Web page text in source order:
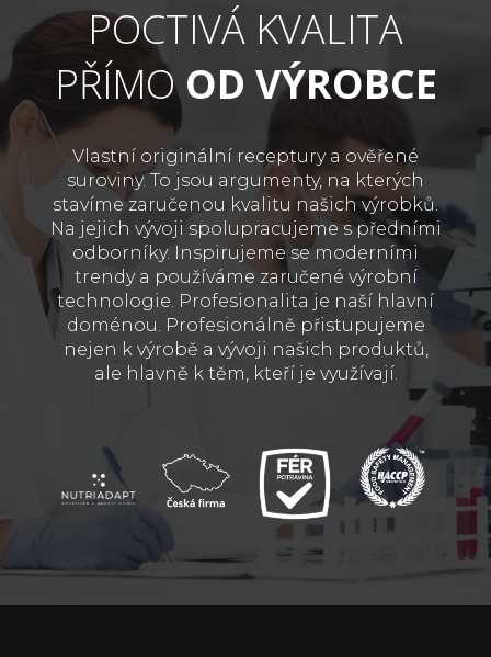
POCTIVÁ KVALITA
PŘÍMOOD VÝROBCE
Vlastní originální receptury a ověřené
suroviny. To jsou argumenty, na kterých
stavíme zaručenou kvalitu našich výrobků.
Na jejich vývoji spolupracujeme s předními
odborníky. Inspirujeme se moderními
trendy a používáme zaručené výrobní
technologie. Profesionalita je naší hlavní
doménou. Profesionálně přistupujeme
nejen k výrobě a vývoji našich produktů,
ale hlavně k těm, kteří je využívají.